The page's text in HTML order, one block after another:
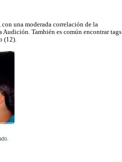
una moderada correlación de la
También es común encontrar tags
(12).